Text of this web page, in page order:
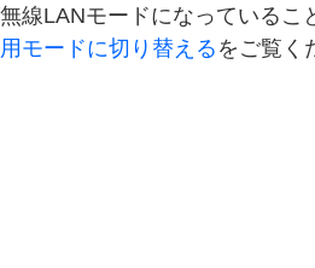
線LANモードになっているこ
モードに切り替える をご覧く